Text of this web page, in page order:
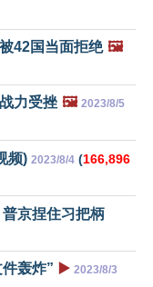
42国当面拒绝 🖼️
力受挫 🖼️ 2023/8/5
频) 2023/8/4 (166,896
京捏住习把柄
轰炸” ▶️ 2023/8/3